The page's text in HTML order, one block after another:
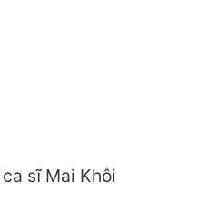
sĩ Mai Khôi